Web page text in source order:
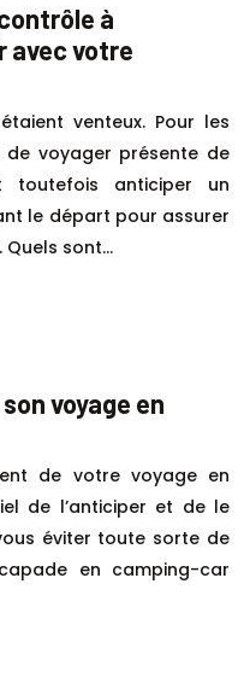
à
avec votre
venteux. Pour les
voyager présente de
toutefois anticiper un
le départ pour assurer
sont…
voyage en
de votre voyage en
de l’anticiper et de le
éviter toute sorte de
en camping-car